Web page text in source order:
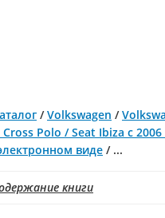
/Volkswagen /
Polo / Seat Ibiza с 2006
виде / ...
книги